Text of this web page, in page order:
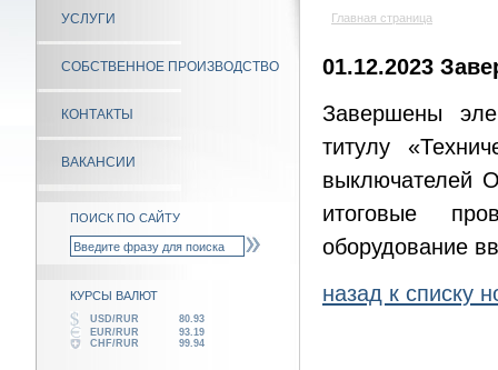
УСЛУГИ
СОБСТВЕННОЕ ПРОИЗВОДСТВО
КОНТАКТЫ
ВАКАНСИИ
ПОИСК ПО САЙТУ
КУРСЫ ВАЛЮТ
USD/RUR
80.93
EUR/RUR
93.19
CHF/RUR
99.94
Главная страница
01.12.2023
Завершены
титулу
выключателей
итоговые
оборудование
назад к списку